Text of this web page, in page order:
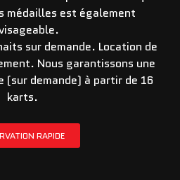
médailles est également
sur demande. Location de
Nous garantissons une
(sur demande) à partir de 16
karts.
RAPIDE